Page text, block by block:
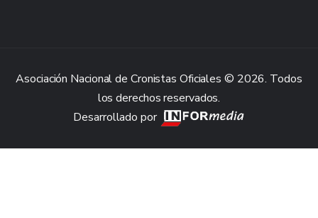
Asociación Nacional de Cronistas Oficiales © 2026. Todos
los derechos reservados.
Desarrollado por